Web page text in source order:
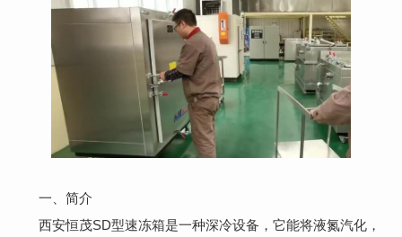
一、简介
西安恒茂SD型速冻箱是一种深冷设备，它能将液氮汽化，